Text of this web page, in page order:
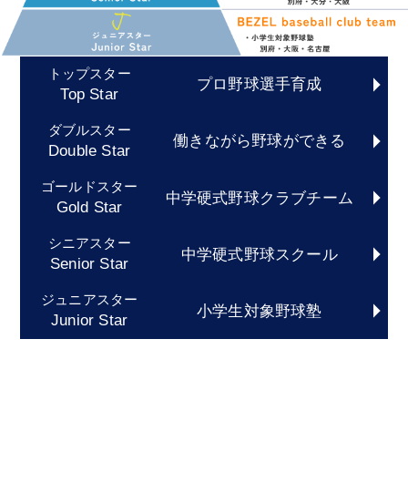
トップスター
Top Star
プロ野球選手育成
ダブルスター
Double Star
働きながら野球ができる
ゴールドスター
Gold Star
中学硬式野球クラブチーム
シニアスター
Senior Star
中学硬式野球スクール
ジュニアスター
Junior Star
小学生対象野球塾